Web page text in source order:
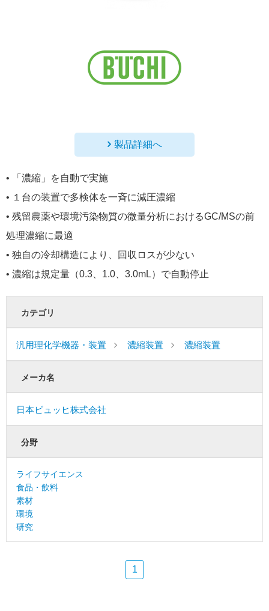
製品詳細へ
• 「濃縮」を自動で実施
• １台の装置で多検体を一斉に減圧濃縮
• 残留農薬や環境汚染物質の微量分析におけるGC/MSの前
処理濃縮に最適
• 独自の冷却構造により、回収ロスが少ない
• 濃縮は規定量（0.3、1.0、3.0mL）で自動停止
カテゴリ
汎用理化学機器・装置 濃縮装置 濃縮装置
メーカ名
日本ビュッヒ株式会社
分野
ライフサイエンス
食品・飲料
素材
環境
研究
1